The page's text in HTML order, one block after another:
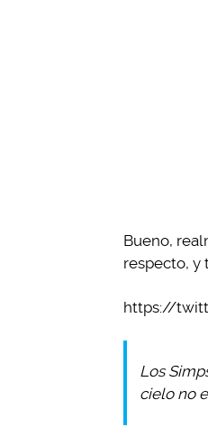
Bueno,
respecto, y
https://
Los
cielo no